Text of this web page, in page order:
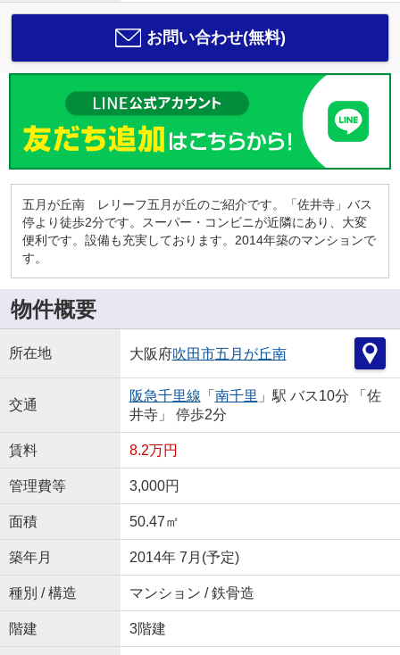
お問い合わせ(無料)
五月が丘南 レリーフ五月が丘のご紹介です。「佐井寺」バス
停より徒歩2分です。スーパー・コンビニが近隣にあり、大変
便利です。設備も充実しております。2014年築のマンションで
す。
物件概要
所在地 大阪府吹田市五月が丘南
交通
阪急千里線 「 南千里 」駅 バス10分 「佐
井寺」 停歩2分
賃料 8.2万円
管理費等 3,000円
面積 50.47㎡
築年月 2014年 7月(予定)
種別 / 構造 マンション / 鉄骨造
階建 3階建